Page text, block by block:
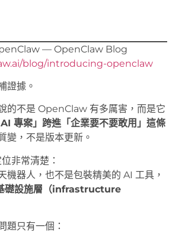
— OpenClaw Blog
blog/introducing-openclaw
證據。
的不是 OpenClaw 有多厲害，而是它
專案」跨進「企業要不要敢用」這條
變，不是版本更新。
非常清楚：
機器人，也不是包裝精美的 AI 工具，
礎設施層（infrastructure
題只有一個：